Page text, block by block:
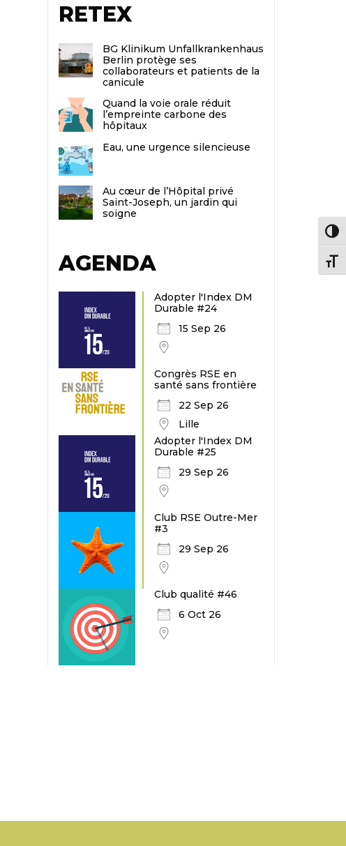
RETEX
BG Klinikum Unfallkrankenhaus
Berlin protège ses
collaborateurs et patients de la
canicule
Quand la voie orale réduit
l’empreinte carbone des
hôpitaux
Eau, une urgence silencieuse
Au cœur de l’Hôpital privé
Saint-Joseph, un jardin qui
soigne
AGENDA
Adopter l'Index DM
Durable #24
15 Sep 26
Congrès RSE en
santé sans frontière
22 Sep 26
Lille
Adopter l'Index DM
Durable #25
29 Sep 26
Club RSE Outre-Mer
#3
29 Sep 26
Club qualité #46
6 Oct 26